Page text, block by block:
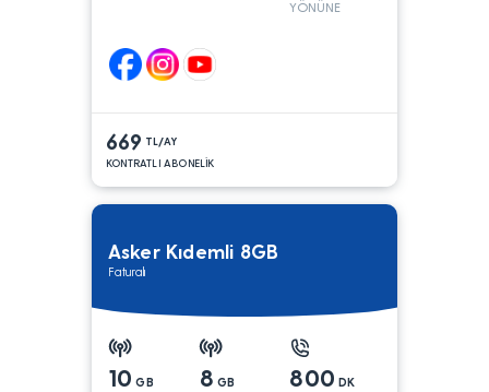
YÖNÜNE
669 TL/AY
KONTRATLI ABONELİK
Asker Kıdemli 8GB
Faturalı
10 GB 8 GB 800 DK